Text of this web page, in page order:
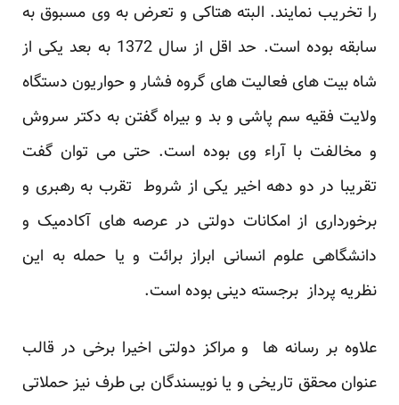
را تخریب نمایند. البته هتاکی و تعرض به وی مسبوق به
سابقه بوده است. حد اقل از سال 1372 به بعد یکی از
شاه بیت های فعالیت های گروه فشار و حواریون دستگاه
ولایت فقیه سم پاشی و بد و بیراه گفتن به دکتر سروش
و مخالفت با آراء وی بوده است. حتی می توان گفت
تقریبا در دو دهه اخیر یکی از شروط تقرب به رهبری و
برخورداری از امکانات دولتی در عرصه های آکادمیک و
دانشگاهی علوم انسانی ابراز برائت و یا حمله به این
نظریه پرداز برجسته دینی بوده است.
علاوه بر رسانه ها و مراکز دولتی اخیرا برخی در قالب
عنوان محقق تاریخی و یا نویسندگان بی طرف نیز حملاتی